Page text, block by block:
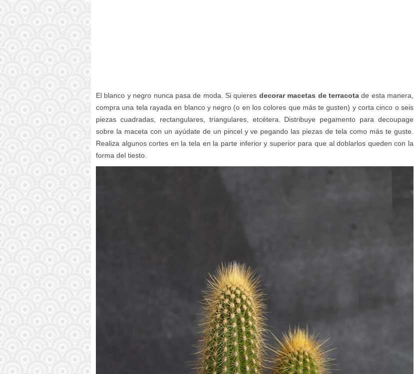
El blanco y negro nunca pasa de moda. Si quieres decorar macetas de terracotade esta manera,
compra una tela rayada en blanco y negro (o en los colores que más te gusten) y corta cinco o seis
piezas cuadradas, rectangulares, triangulares, etcétera. Distribuye pegamento para decoupage
sobre la maceta con un ayúdate de un pincel y ve pegando las piezas de tela como más te guste.
Realiza algunos cortes en la tela en la parte inferior y superior para que al doblarlos queden con la
forma del tiesto.